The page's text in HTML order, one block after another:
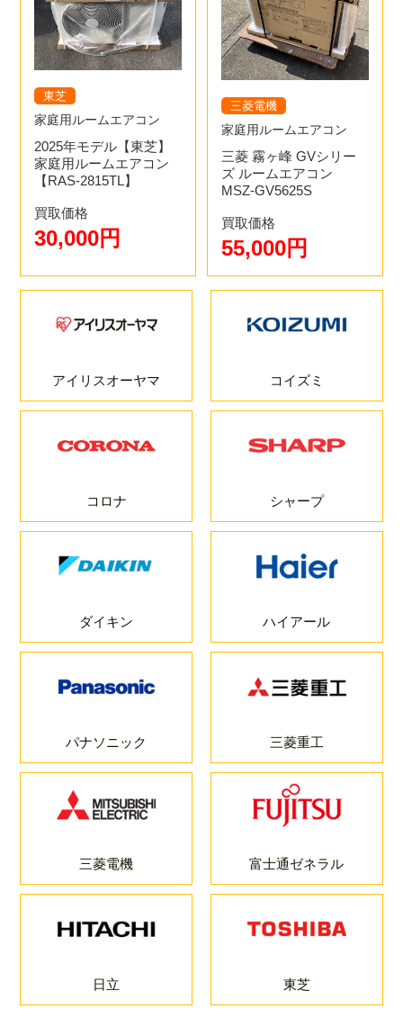
東芝
家庭用ルームエアコン
2025年モデル【東芝】
家庭用ルームエアコン
【RAS-2815TL】
買取価格
30,000円
三菱電機
家庭用ルームエアコン
三菱 霧ヶ峰 GVシリー
ズ ルームエアコン
MSZ-GV5625S
買取価格
55,000円
アイリスオーヤマ コイズミ
コロナ シャープ
ダイキン ハイアール
パナソニック 三菱重工
三菱電機 富士通ゼネラル
日立 東芝